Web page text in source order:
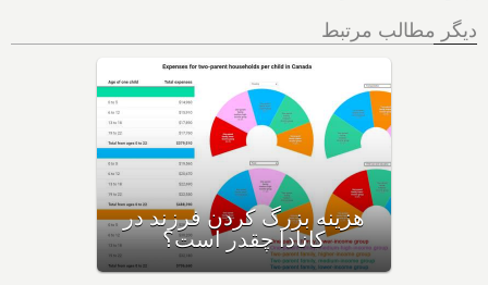
دیگر مطالب مرتبط
پارتی دانشجویی در شهر
همیلتون کانادا تا اول اکتبر
ممنوع شد؛ پلیس: قانون را در
همه روزهای سال اجرا می‌کنیم